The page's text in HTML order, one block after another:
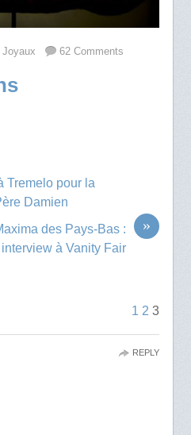
Joyaux 62 Comments
Tremelo pour la
Damien
»
des Pays-Bas :
interview à Vanity Fair
1 2 3
REPLY